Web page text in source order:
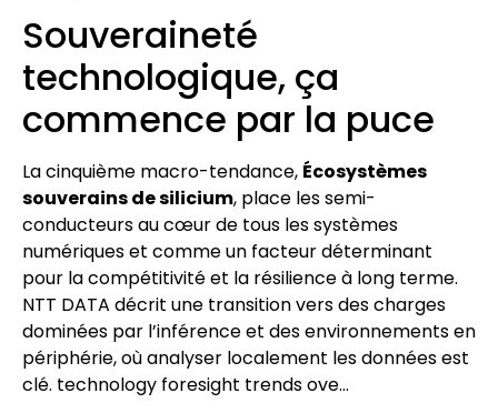
Souveraineté
technologique, ça
commence par la puce
La cinquième macro-tendance, Écosystèmes
souverains de silicium, place les semi-
conducteurs au cœur de tous les systèmes
numériques et comme un facteur déterminant
pour la compétitivité et la résilience à long terme.
NTT DATA décrit une transition vers des charges
dominées par l’inférence et des environnements en
périphérie, où analyser localement les données est
clé. technology foresight trends ove…